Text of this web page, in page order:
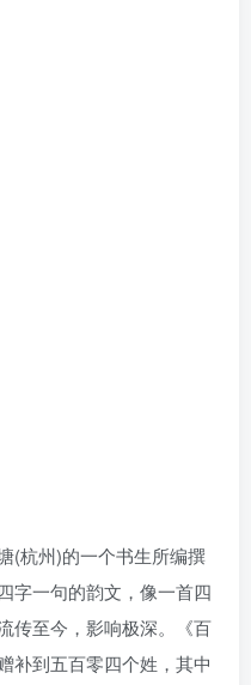
杭州)的一个书生所编撰
字一句的韵文，像一首四
传至今，影响极深。《百
补到五百零四个姓，其中